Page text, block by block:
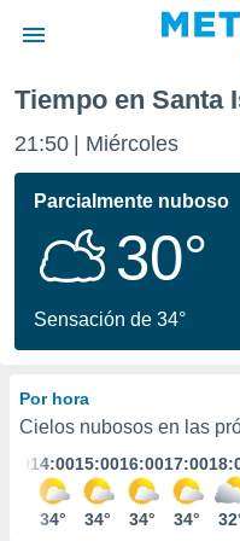
de
ha
que se
calidad.
a este
las
y
digital
basada
Tiempo en Santa
21:50 Miércoles
Parcialmente nuboso
30°
Sensación de 34°
Por hora
Cielos nubosos en las
14:00
34°
15:00
34°
16:00
34°
17:00
34°